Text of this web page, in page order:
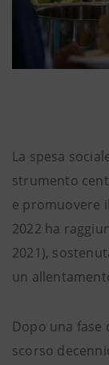
La spesa
strumento
e promuovere
2022 ha
2021),
un
Dopo una
scorso